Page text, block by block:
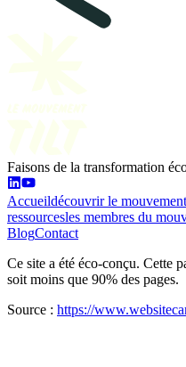
Faisons de la transformation
Accueildécouvrir le mouvement
ressourcesles membres du
BlogContact
Ce site a été éco-conçu. Cette
soit moins que 90% des pages.
Source : https://